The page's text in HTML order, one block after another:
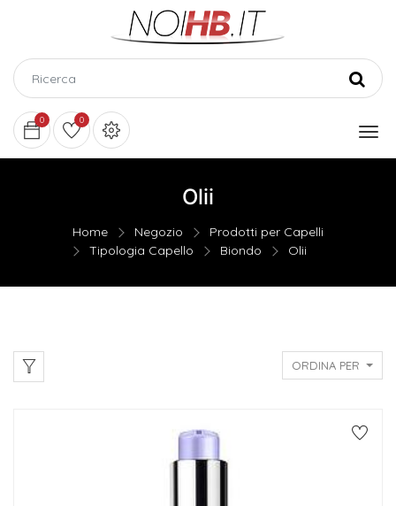
0 0
Olii
Home Negozio
Prodotti per Capelli
Tipologia Capello
Biondo Olii
ORDINA PER